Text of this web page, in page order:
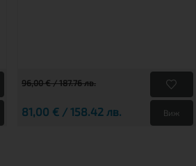
96,00 € / 187.76 лв.
81,00 € / 158.42 лв. Виж